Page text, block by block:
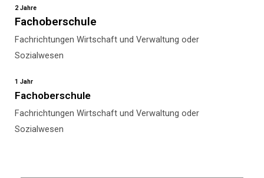
2 Jahre
Fachoberschule
Fachrichtungen Wirtschaft und Verwaltung oder
Sozialwesen
1 Jahr
Fachoberschule
Fachrichtungen Wirtschaft und Verwaltung oder
Sozialwesen